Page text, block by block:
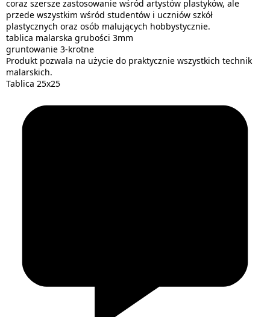
coraz szersze zastosowanie wśród artystów plastyków, ale
przede wszystkim wśród studentów i uczniów szkół
plastycznych oraz osób malujących hobbystycznie.
tablica malarska grubości 3mm
gruntowanie 3-krotne
Produkt pozwala na użycie do praktycznie wszystkich technik
malarskich.
Tablica 25x25